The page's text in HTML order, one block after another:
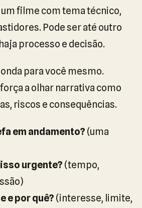
um filme com tema técnico,
Pode ser até outro
processo e decisão.
para você mesmo.
a olhar narrativa como
riscos e consequências.
em andamento? (uma
urgente? (tempo,
e por quê? (interesse, limite,